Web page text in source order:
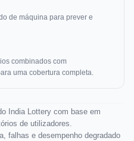
de máquina para prever e
combinados com
uma cobertura completa.
India Lottery com base em
de utilizadores.
falhas e desempenho degradado